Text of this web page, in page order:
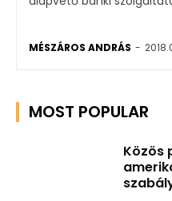
MÉSZÁROS ANDRÁS -
MOST POPULAR
Közös